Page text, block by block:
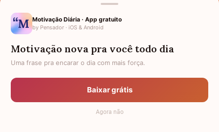
Nomes pelo Mundo
Política de Privacidade
Anuncie
Termos de Uso
Motivação Diária · App gratuito
by Pensador · iOS & Android
Motivação nova pra você todo dia
Uma frase pra encarar o dia com mais força.
Baixar grátis
Agora não